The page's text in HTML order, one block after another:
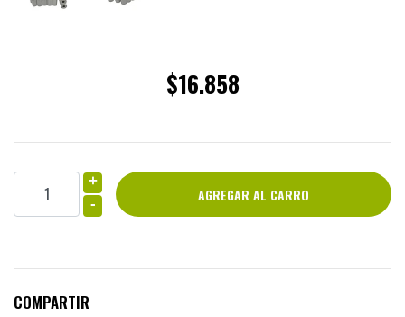
$16.858
+
-
COMPARTIR